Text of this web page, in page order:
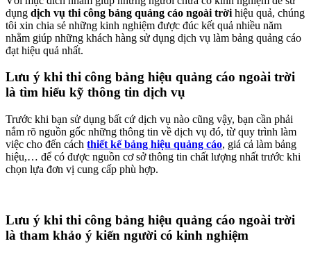
dụng dịch vụ thi công bảng quảng cáo ngoài trời hiệu quả, chúng
tôi xin chia sẻ những kinh nghiệm được đúc kết quả nhiều năm
nhằm giúp những khách hàng sử dụng dịch vụ làm bảng quảng cáo
đạt hiệu quả nhất.
Lưu ý khi thi công bảng hiệu quảng cáo ngoài trời
là tìm hiểu kỹ thông tin dịch vụ
Trước khi bạn sử dụng bất cứ dịch vụ nào cũng vậy, bạn cần phải
nắm rõ nguồn gốc những thông tin về dịch vụ đó, từ quy trình làm
việc cho đến cách thiết kế bảng hiệu quảng cáo, giá cả làm bảng
hiệu,… để có được nguồn cơ sở thông tin chất lượng nhất trước khi
chọn lựa đơn vị cung cấp phù hợp.
Lưu ý khi thi công bảng hiệu quảng cáo ngoài trời
là tham khảo ý kiến người có kinh nghiệm